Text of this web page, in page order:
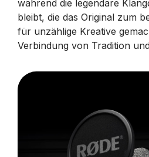
während die legendäre
bleibt, die das Original zum
für unzählige Kreative
Verbindung von Tradition